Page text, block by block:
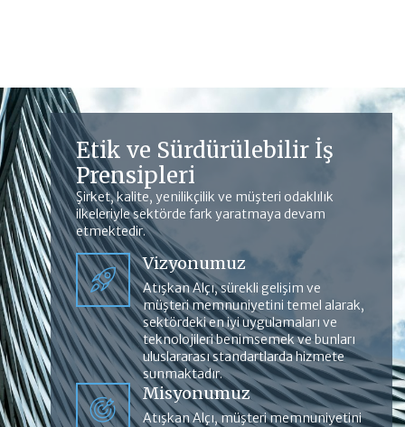
Etik ve Sürdürülebilir İş
Prensipleri
Şirket, kalite, yenilikçilik ve müşteri odaklılık
ilkeleriyle sektörde fark yaratmaya devam
etmektedir.
Vizyonumuz
Atışkan Alçı, sürekli gelişim ve
müşteri memnuniyetini temel alarak,
sektördeki en iyi uygulamaları ve
teknolojileri benimsemek ve bunları
uluslararası standartlarda hizmete
sunmaktadır.
Misyonumuz
Atışkan Alçı, müşteri memnuniyetini